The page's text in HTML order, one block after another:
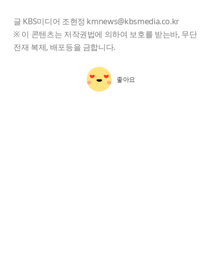
글 KBS미디어 조현정 kmnews@kbsmedia.co.kr
※ 이 콘텐츠는 저작권법에 의하여 보호를 받는바, 무단
전재 복제, 배포등을 금합니다.
좋아요